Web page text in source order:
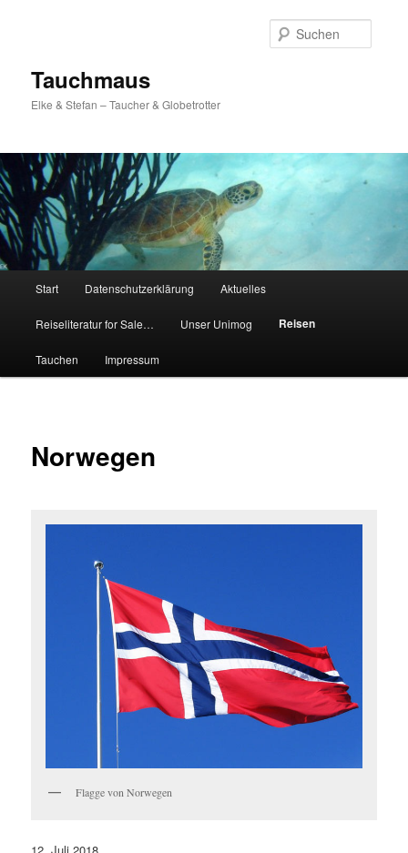
Tauchmaus
Elke & Stefan – Taucher & Globetrotter
Start Datenschutzerklärung Aktuelles
Reiseliteratur for Sale… Unser Unimog Reisen
Tauchen Impressum
Norwegen
Flagge von Norwegen
12. Juli 2018